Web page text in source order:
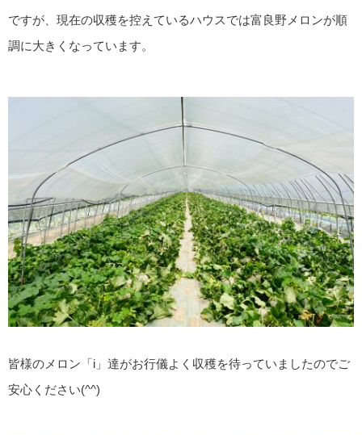
ですが、現在の収穫を控えているハウスでは富良野メロンが順
調に大きくなっています。
皆様のメロン「i」達がお行儀よく収穫を待っていましたのでご
安心ください(^^)